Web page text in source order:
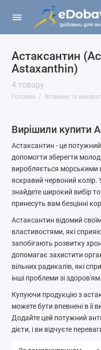
Астаксантин
Astaxanthin)
4 товару
Головна Вітаміни та
Вирішили купити
Астаксантин - це
допомогти зберегти
виробляється морськими
яскравий червоний колір.
знайдете широкий вибір
принесуть вам безцінні
Астаксантин відомий
властивостями, які
запобігають розвитку
допомагає захистити
вільних радикалів, які
інші проблеми зі здоров'ям.
Купуючи продукцію з
можете бути впевнені в її
Додайте цей потужний
дієти, і ви відчуєте